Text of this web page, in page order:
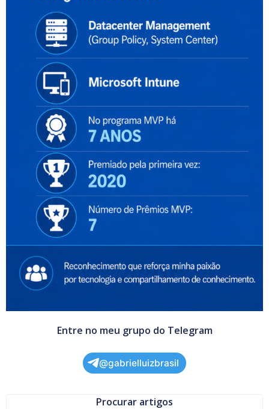
Entre no meu grupo do Telegram
@gabrielluizbrasil
Procurar artigos